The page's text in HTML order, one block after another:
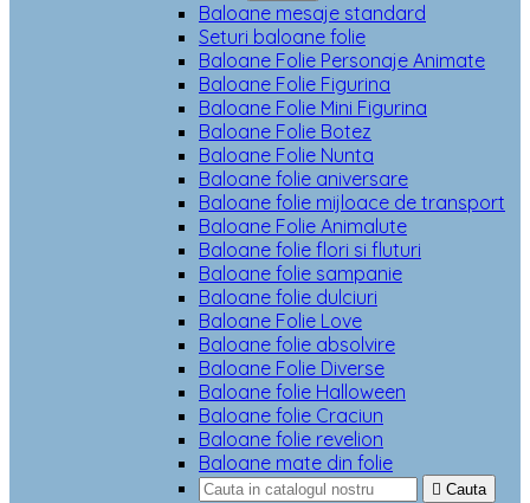
Baloane mesaje standard
Seturi baloane folie
Baloane Folie Personaje Animate
Baloane Folie Figurina
Baloane Folie Mini Figurina
Baloane Folie Botez
Baloane Folie Nunta
Baloane folie aniversare
Baloane folie mijloace de transport
Baloane Folie Animalute
Baloane folie flori si fluturi
Baloane folie sampanie
Baloane folie dulciuri
Baloane Folie Love
Baloane folie absolvire
Baloane Folie Diverse
Baloane folie Halloween
Baloane folie Craciun
Baloane folie revelion
Baloane mate din folie
 Cauta